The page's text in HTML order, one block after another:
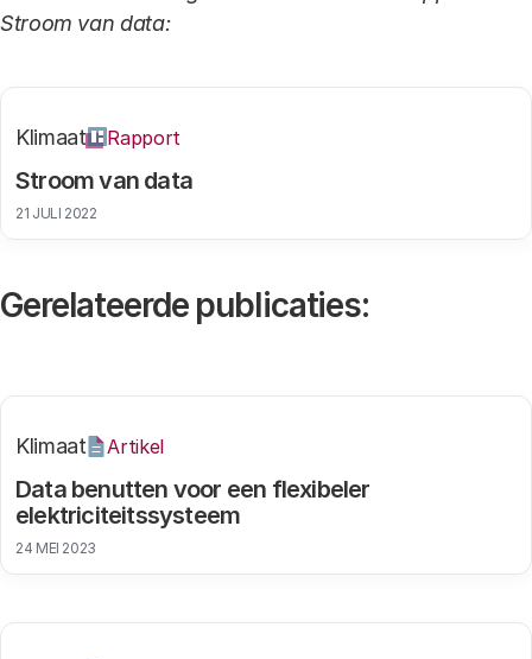
Stroom van data:
Stroom van data
Klimaat Rapport
21 JULI 2022
Gerelateerde publicaties:
Data benutten voor een flexibeler
elektriciteitssysteem
Klimaat Artikel
24 MEI 2023